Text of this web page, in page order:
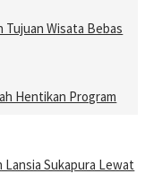
Tujuan Wisata Bebas
Hentikan Program
Lansia Sukapura Lewat